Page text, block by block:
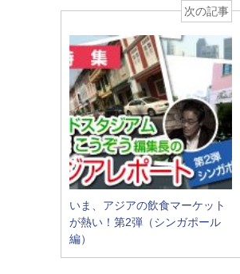
次の記事
いま、アジアの飲食マーケット
が熱い！第2弾（シンガポール
編）